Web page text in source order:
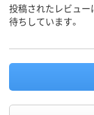
投稿されたレビュー
待ちしています。